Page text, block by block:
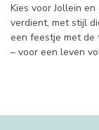
Kies voor Jollein
verdient, met stijl
een feestje met de
– voor een leven